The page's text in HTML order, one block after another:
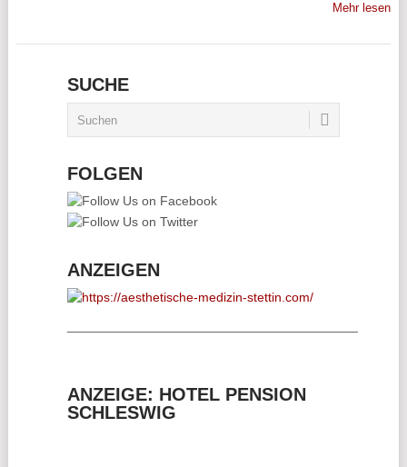
Mehr lesen
SUCHE
FOLGEN
ANZEIGEN
ANZEIGE: HOTEL PENSION
SCHLESWIG